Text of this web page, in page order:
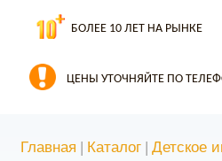
БОЛЕЕ 10 ЛЕТ НА РЫНКЕ
ЦЕНЫ УТОЧНЯЙТЕ ПО
Главная | Каталог | Детское